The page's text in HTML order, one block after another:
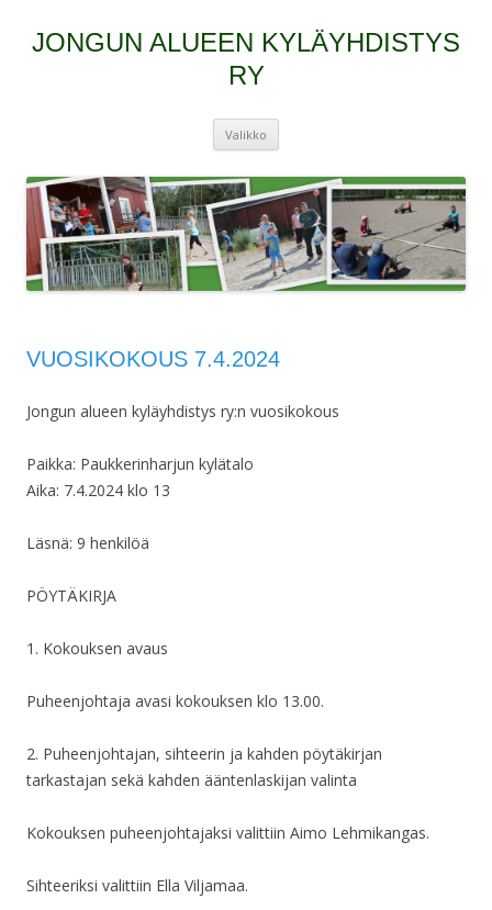
JONGUN ALUEEN KYLÄYHDISTYS
RY
Valikko
VUOSIKOKOUS 7.4.2024
Jongun alueen kyläyhdistys ry:n vuosikokous
Paikka: Paukkerinharjun kylätalo
Aika: 7.4.2024 klo 13
Läsnä: 9 henkilöä
PÖYTÄKIRJA
1. Kokouksen avaus
Puheenjohtaja avasi kokouksen klo 13.00.
2. Puheenjohtajan, sihteerin ja kahden pöytäkirjan
tarkastajan sekä kahden ääntenlaskijan valinta
Kokouksen puheenjohtajaksi valittiin Aimo Lehmikangas.
Sihteeriksi valittiin Ella Viljamaa.